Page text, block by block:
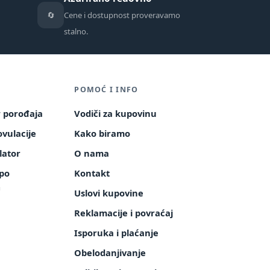
🔄
Cene i dostupnost proveravamo
stalno.
POMOĆ I INFO
Vodiči za kupovinu
Kako biramo
O nama
Kontakt
Uslovi kupovine
Reklamacije i povraćaj
Isporuka i plaćanje
Obelodanjivanje